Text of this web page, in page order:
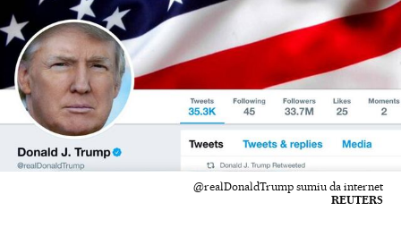
@realDonaldTrump sumiu da internet
REUTERS